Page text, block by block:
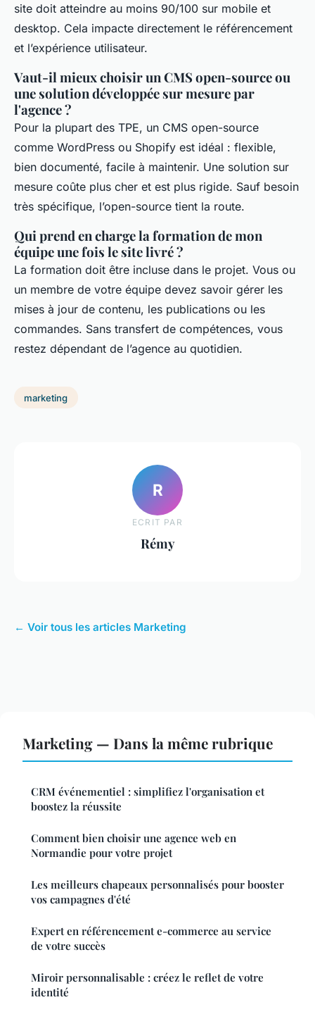
site doit atteindre au moins 90/100 sur mobile et
desktop. Cela impacte directement le référencement
et l’expérience utilisateur.
Vaut-il mieux choisir un CMS open-source ou
une solution développée sur mesure par
l'agence ?
Pour la plupart des TPE, un CMS open-source
comme WordPress ou Shopify est idéal : flexible,
bien documenté, facile à maintenir. Une solution sur
mesure coûte plus cher et est plus rigide. Sauf besoin
très spécifique, l’open-source tient la route.
Qui prend en charge la formation de mon
équipe une fois le site livré ?
La formation doit être incluse dans le projet. Vous ou
un membre de votre équipe devez savoir gérer les
mises à jour de contenu, les publications ou les
commandes. Sans transfert de compétences, vous
restez dépendant de l’agence au quotidien.
marketing
R
ECRIT PAR
Rémy
← Voir tous les articles Marketing
Marketing — Dans la même rubrique
CRM événementiel : simplifiez l'organisation et
boostez la réussite
Comment bien choisir une agence web en
Normandie pour votre projet
Les meilleurs chapeaux personnalisés pour booster
vos campagnes d'été
Expert en référencement e-commerce au service
de votre succès
Miroir personnalisable : créez le reflet de votre
identité